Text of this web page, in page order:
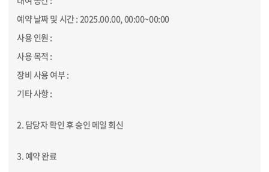
예약 날짜 및 시간 : 2025.00.00, 00:00~00:00
사용 인원 :
사용 목적 :
장비 사용 여부 :
기타 사항 :
2. 담당자 확인 후 승인 메일 회신
3. 예약 완료